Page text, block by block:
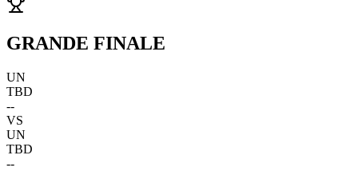
GRANDE FINALE
UN
TBD
--
VS
UN
TBD
--